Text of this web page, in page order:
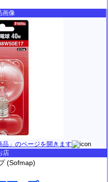
画像
」のページを開きます
店
(Sofmap)